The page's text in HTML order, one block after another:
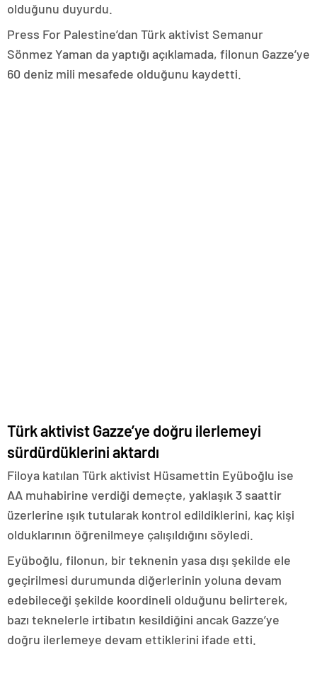
olduğunu duyurdu.
Press For Palestine’dan Türk aktivist Semanur
Sönmez Yaman da yaptığı açıklamada, filonun Gazze’ye
60 deniz mili mesafede olduğunu kaydetti.
Türk aktivist Gazze’ye doğru ilerlemeyi
sürdürdüklerini aktardı
Filoya katılan Türk aktivist Hüsamettin Eyüboğlu ise
AA muhabirine verdiği demeçte, yaklaşık 3 saattir
üzerlerine ışık tutularak kontrol edildiklerini, kaç kişi
olduklarının öğrenilmeye çalışıldığını söyledi.
Eyüboğlu, filonun, bir teknenin yasa dışı şekilde ele
geçirilmesi durumunda diğerlerinin yoluna devam
edebileceği şekilde koordineli olduğunu belirterek,
bazı teknelerle irtibatın kesildiğini ancak Gazze’ye
doğru ilerlemeye devam ettiklerini ifade etti.